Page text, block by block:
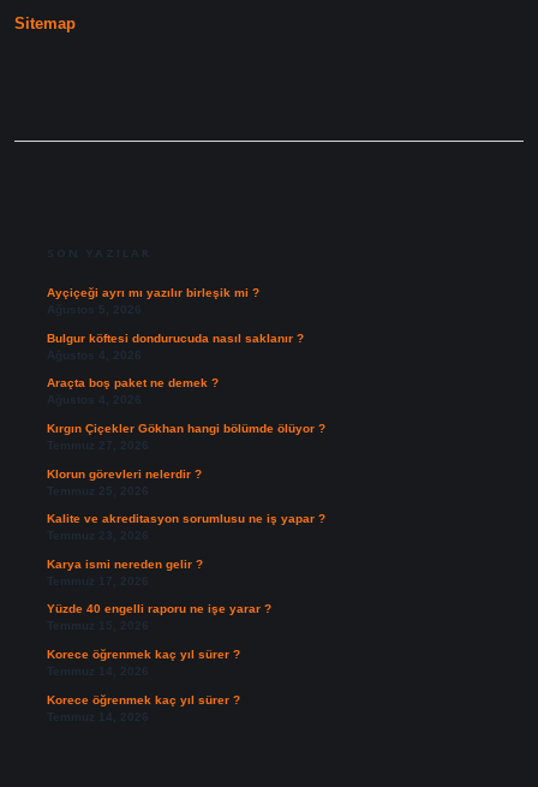
Sitemap
SON YAZILAR
Ayçiçeği ayrı mı yazılır birleşik mi ?
Ağustos 5, 2026
Bulgur köftesi dondurucuda nasıl saklanır ?
Ağustos 4, 2026
Araçta boş paket ne demek ?
Ağustos 4, 2026
Kırgın Çiçekler Gökhan hangi bölümde ölüyor ?
Temmuz 27, 2026
Klorun görevleri nelerdir ?
Temmuz 25, 2026
Kalite ve akreditasyon sorumlusu ne iş yapar ?
Temmuz 23, 2026
Karya ismi nereden gelir ?
Temmuz 17, 2026
Yüzde 40 engelli raporu ne işe yarar ?
Temmuz 15, 2026
Korece öğrenmek kaç yıl sürer ?
Temmuz 14, 2026
Korece öğrenmek kaç yıl sürer ?
Temmuz 14, 2026